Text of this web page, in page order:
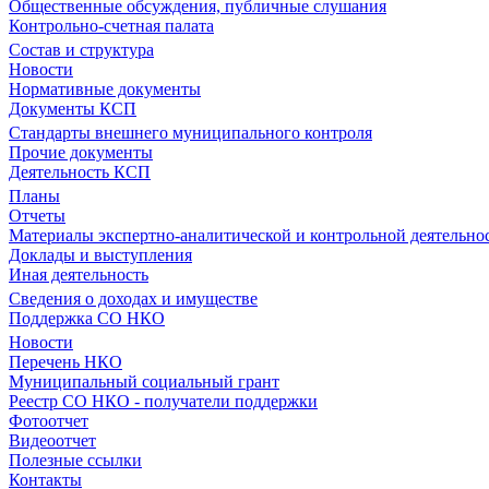
Общественные обсуждения, публичные слушания
Контрольно-счетная палата
Состав и структура
Новости
Нормативные документы
Документы КСП
Стандарты внешнего муниципального контроля
Прочие документы
Деятельность КСП
Планы
Отчеты
Материалы экспертно-аналитической и контрольной
Доклады и выступления
Иная деятельность
Сведения о доходах и имуществе
Поддержка СО НКО
Новости
Перечень НКО
Муниципальный социальный грант
Реестр СО НКО - получатели поддержки
Фотоотчет
Видеоотчет
Полезные ссылки
Контакты